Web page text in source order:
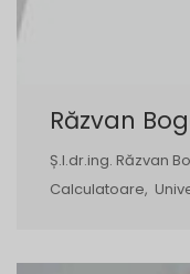
Răzvan
Ș.l.dr.ing. Răzvan
Calculatoare,